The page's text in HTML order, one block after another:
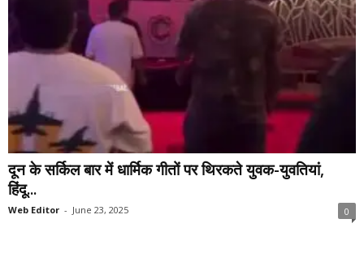
दून के सर्किल बार में धार्मिक गीतों पर थिरकते युवक-युवतियां,
हिंदू...
Web Editor - June 23, 2025 0